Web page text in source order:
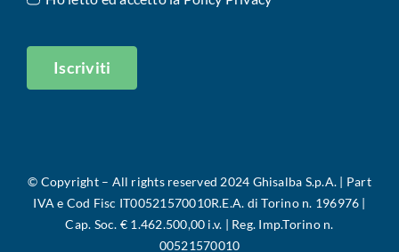
Iscriviti
© Copyright – All rights reserved 2024 Ghisalba S.p.A. | Part
IVA e Cod Fisc IT00521570010R.E.A. di Torino n. 196976 |
Cap. Soc. € 1.462.500,00 i.v. | Reg. Imp.Torino n.
00521570010